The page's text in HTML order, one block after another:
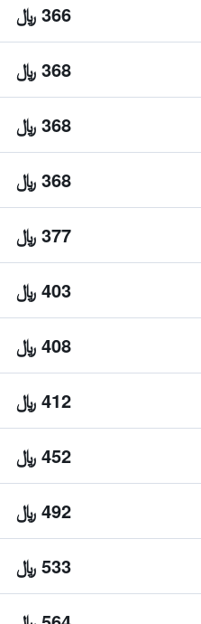
366 ﷼
368 ﷼
368 ﷼
368 ﷼
377 ﷼
403 ﷼
408 ﷼
412 ﷼
452 ﷼
492 ﷼
533 ﷼